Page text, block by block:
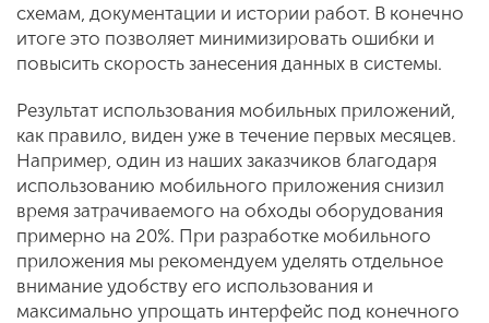
схемам, документации и истории работ. В конечно
итоге это позволяет минимизировать ошибки и
повысить скорость занесения данных в системы.
Результат использования мобильных приложений,
как правило, виден уже в течение первых месяцев.
Например, один из наших заказчиков благодаря
использованию мобильного приложения снизил
время затрачиваемого на обходы оборудования
примерно на 20%. При разработке мобильного
приложения мы рекомендуем уделять отдельное
внимание удобству его использования и
максимально упрощать интерфейс под конечного